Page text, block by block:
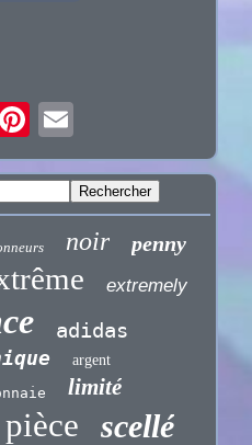
noir penny
extremely
adidas
argent
limité
pièce scellé